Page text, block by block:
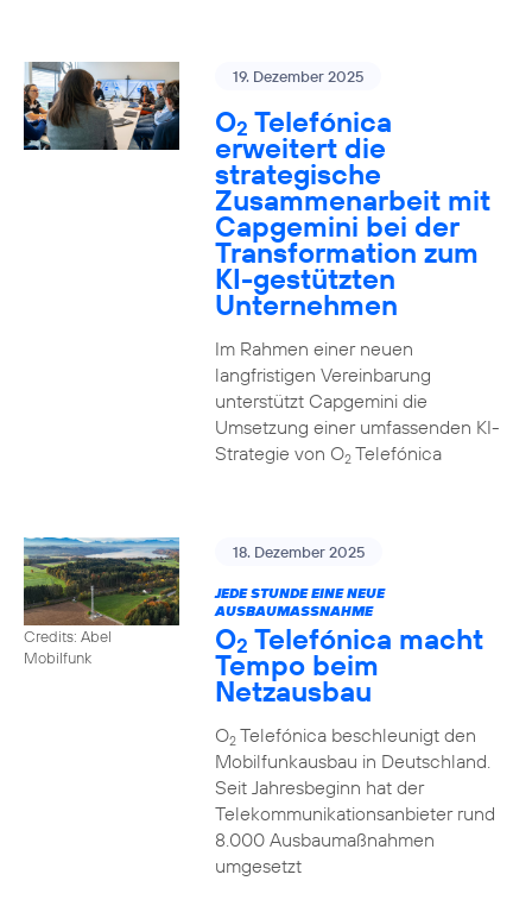
19. Dezember 2025
O2 Telefónica
erweitert die
strategische
Zusammenarbeit mit
Capgemini bei der
Transformation zum
KI-gestützten
Unternehmen
Im Rahmen einer neuen
langfristigen Vereinbarung
unterstützt Capgemini die
Umsetzung einer umfassenden KI-
Strategie von O2Telefónica
Credits: Abel
Mobilfunk
18. Dezember 2025
JEDE STUNDE EINE NEUE
AUSBAUMASSNAHME
O2 Telefónica macht
Tempo beim
Netzausbau
O2Telefónica beschleunigt den
Mobilfunkausbau in Deutschland.
Seit Jahresbeginn hat der
Telekommunikationsanbieter rund
8.000 Ausbaumaßnahmen
umgesetzt